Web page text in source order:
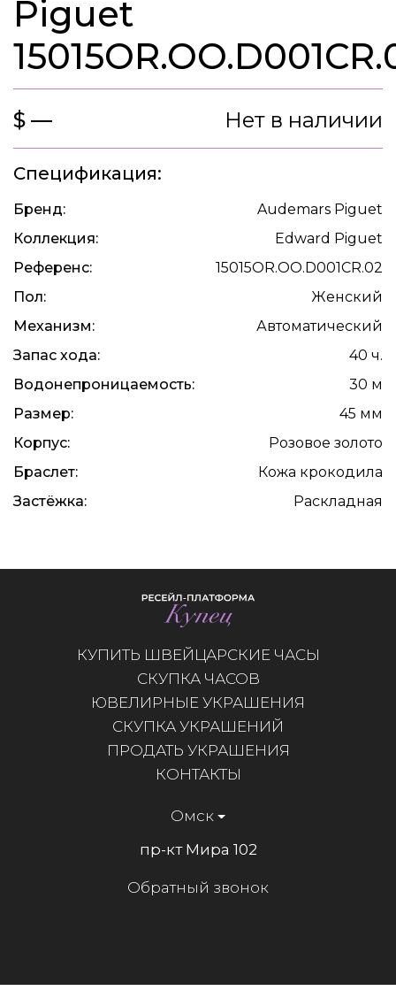
Piguet
$ — Нет в наличии
Спецификация:
Бренд:
Audemars Piguet
Коллекция:
Edward Piguet
Референс:
15015OR.OO.D001CR.02
Пол:
Женский
Механизм:
Автоматический
Запас хода:
40 ч.
Водонепроницаемость:
30 м
Размер:
45 мм
Корпус:
Розовое золото
Браслет:
Кожа крокодила
Застёжка:
Раскладная
КУПИТЬ ШВЕЙЦАРСКИЕ ЧАСЫ
СКУПКА ЧАСОВ
ЮВЕЛИРНЫЕ УКРАШЕНИЯ
СКУПКА УКРАШЕНИЙ
ПРОДАТЬ УКРАШЕНИЯ
КОНТАКТЫ
Омск
пр-кт Мира 102
Обратный звонок